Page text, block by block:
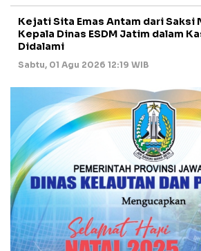
Kejati Sita Emas Antam dari Saksi
Kepala Dinas ESDM Jatim dalam
Didalami
Sabtu, 01 Agu 2026 12:19 WIB